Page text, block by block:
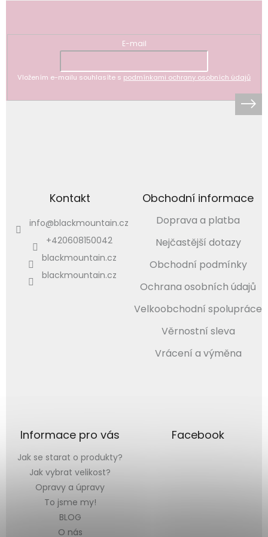
E-mail
Vložením e-mailu souhlasíte s podmínkami ochrany osobních údajů
Kontakt
info@blackmountain.cz
+420608150042
blackmountain.cz
blackmountain.cz
Obchodní informace
Doprava a platba
Nejčastější dotazy
Obchodní podmínky
Ochrana osobních údajů
Velkoobchodní spolupráce
Věrnostní sleva
Vrácení a výměna
Informace pro vás
Jak se starat o produkty?
Jak vybrat velikost?
Opravy a úpravy
To jsme my!
BLOG
O nás
Facebook